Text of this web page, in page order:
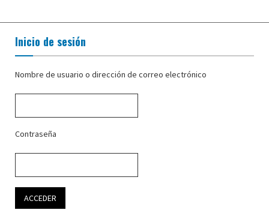
Inicio de sesión
Nombre de usuario o dirección de correo electrónico
Contraseña